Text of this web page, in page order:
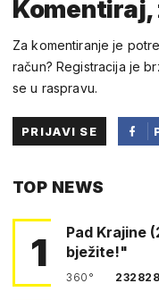
Komentiraj,
Za komentiranje je
račun? Registracija je
se u raspravu.
PRIJAVI SE
TOP NEWS
1
Pad Krajine
bježite!"
360°